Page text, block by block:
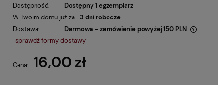
Dostępność:
Dostępny 1 egzemplarz
W Twoim domu już za: 3 dni robocze
Dostawa:
Darmowa - zamówienie powyżej 150 PLN
Cena nie zawiera ewentualnych kosztów płatności
sprawdź formy dostawy
Cena: 16,00 zł